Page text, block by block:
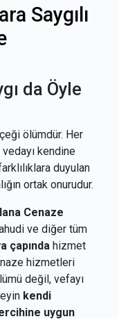
Saygılı
da Öyle
ölümdür. Her
kendine
duyulan
ortak onurudur.
Cenaze
ve diğer tüm
çapında hizmet
hizmetleri
değil, vefayı
kendi
uygun